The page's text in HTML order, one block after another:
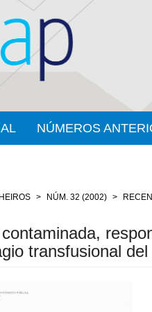
NÚMEROS
NÚM. 32 (2002)
transfusional